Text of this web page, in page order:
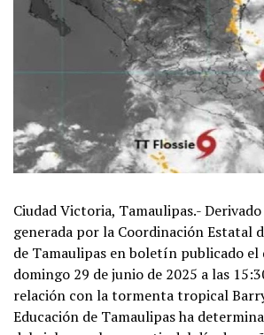
Ciudad Victoria, Tamaulipas.-
generada por la Coordinación Estatal
de Tamaulipas en boletín publicado el
domingo 29 de junio de 2025 a las
relación con la tormenta tropical
Educación de Tamaulipas ha